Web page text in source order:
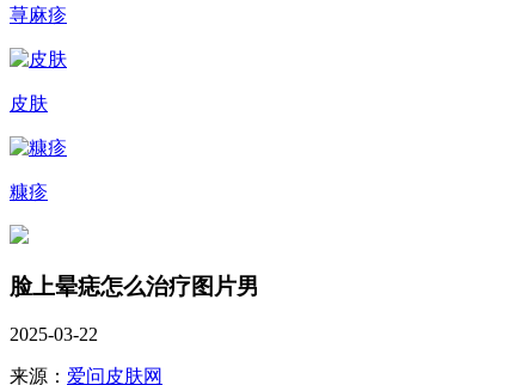
荨麻疹
皮肤
糠疹
脸上晕痣怎么治疗图片男
2025-03-22
来源： 爱问皮肤网